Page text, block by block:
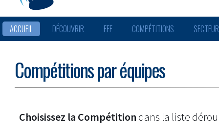
ACCUEIL DÉCOUVRIR FFE COMPÉTITIONS
Compétitions par équipes
Choisissez la Compétition dans la liste